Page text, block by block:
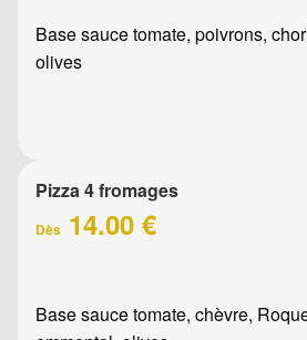
Base sauce tomate, poivrons,
olives
Pizza 4 fromages
Dès 14.00 €
Base sauce tomate, chèvre,